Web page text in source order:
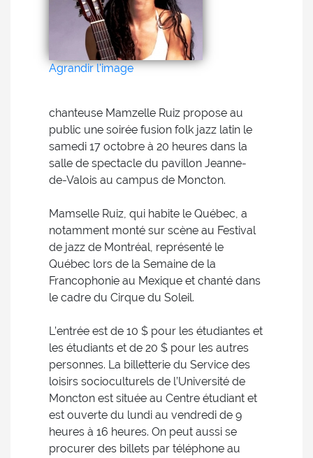
Agrandir l'image
chanteuse Mamzelle Ruiz propose au
public une soirée fusion folk jazz latin le
samedi 17 octobre à 20 heures dans la
salle de spectacle du pavillon Jeanne-
de-Valois au campus de Moncton.
Mamselle Ruiz, qui habite le Québec, a
notamment monté sur scène au Festival
de jazz de Montréal, représenté le
Québec lors de la Semaine de la
Francophonie au Mexique et chanté dans
le cadre du Cirque du Soleil.
L’entrée est de 10 $ pour les étudiantes et
les étudiants et de 20 $ pour les autres
personnes. La billetterie du Service des
loisirs socioculturels de l’Université de
Moncton est située au Centre étudiant et
est ouverte du lundi au vendredi de 9
heures à 16 heures. On peut aussi se
procurer des billets par téléphone au